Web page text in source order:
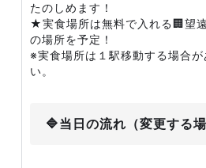
たのしめます！
★実食場所は無料で入れる🏢望
の場所を予定！
※実食場所は１駅移動する場合
い。
🔷当日の流れ（変更する